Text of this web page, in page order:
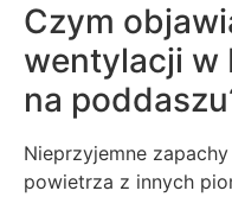
Czym
wentylacji w
na
Nieprzyjemne
powietrza z innych